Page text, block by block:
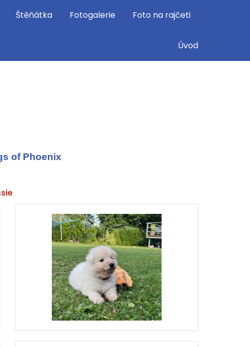
Štěňátka Fotogalerie Foto na rajčeti
Úvod
of Phoenix